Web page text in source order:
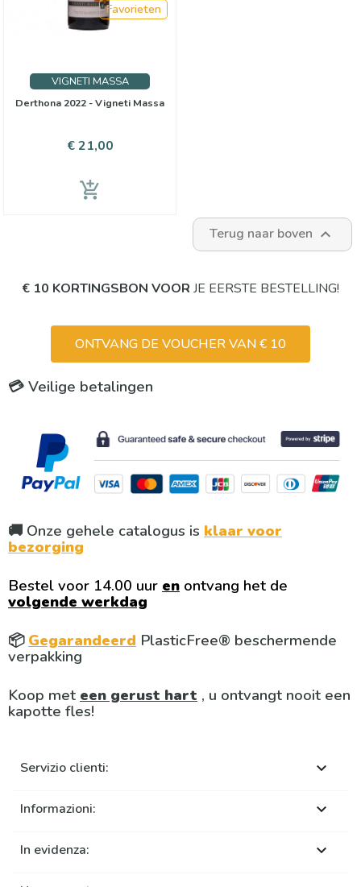
VIGNETI MASSA
Derthona 2022 - Vigneti Massa
Prijs
€ 21,00
Favorieten
add_shopping_cart
Terug naar boven 
€ 10 KORTINGSBON VOOR JE EERSTE BESTELLING!
ONTVANG DE VOUCHER VAN € 10
💳 Veilige betalingen
🚚 Onze gehele catalogus is klaar voor
bezorging
Bestel voor 14.00 uur en ontvang het de
volgende werkdag
📦 Gegarandeerd PlasticFree® beschermende
verpakking
Koop met een gerust hart , u ontvangt nooit een
kapotte fles!
Servizio clienti: 
Informazioni: 
In evidenza: 